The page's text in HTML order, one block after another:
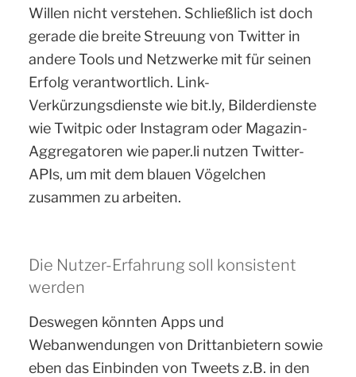
Willen nicht verstehen. Schließlich ist doch
gerade die breite Streuung von Twitter in
andere Tools und Netzwerke mit für seinen
Erfolg verantwortlich. Link-
Verkürzungsdienste wie bit.ly, Bilderdienste
wie Twitpic oder Instagram oder Magazin-
Aggregatoren wie paper.li nutzen Twitter-
APIs, um mit dem blauen Vögelchen
zusammen zu arbeiten.
Die Nutzer-Erfahrung soll konsistent
werden
Deswegen könnten Apps und
Webanwendungen von Drittanbietern sowie
eben das Einbinden von Tweets z.B. in den